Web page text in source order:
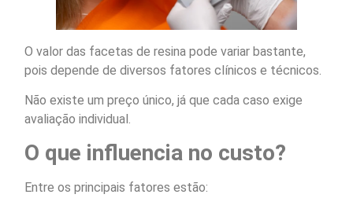
O valor das facetas de resina pode variar bastante,
pois depende de diversos fatores clínicos e técnicos.
Não existe um preço único, já que cada caso exige
avaliação individual.
O que influencia no custo?
Entre os principais fatores estão: